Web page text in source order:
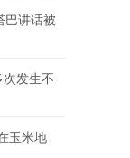
巴讲话被
发生不
玉米地